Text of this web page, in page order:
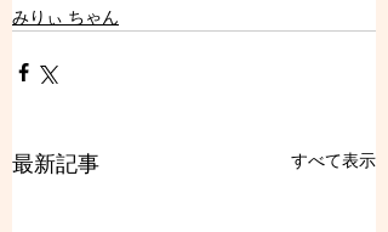
みりぃ ちゃん
最新記事 すべて表示